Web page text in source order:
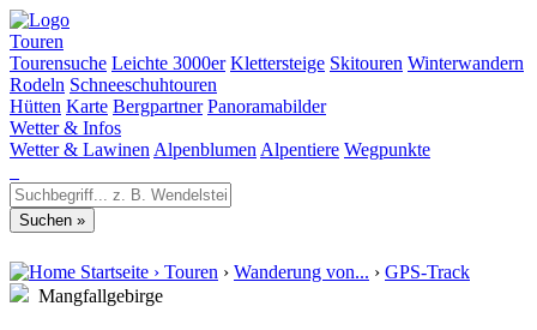
Touren
Tourensuche Leichte 3000er Klettersteige Skitouren Winterwandern
Rodeln Schneeschuhtouren
Hütten Karte Bergpartner Panoramabilder
Wetter & Infos
Wetter & Lawinen Alpenblumen Alpentiere Wegpunkte
Startseite › Touren › Wanderung von... › GPS-Track
Mangfallgebirge